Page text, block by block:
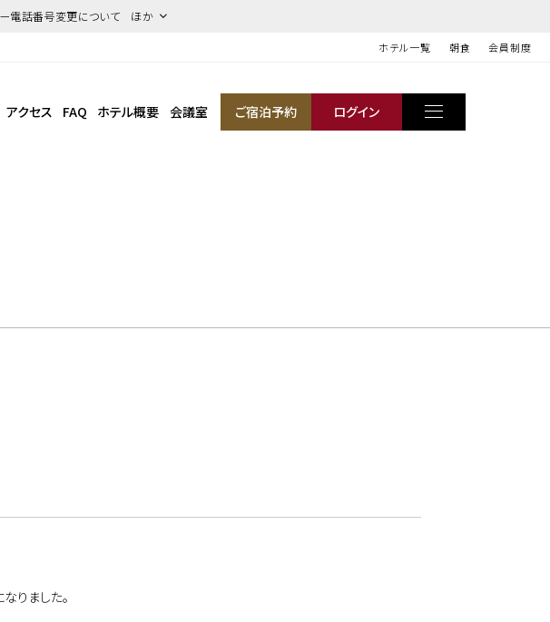
ー電話番号変更について ほか
ホテル一覧 朝食 会員制度
アクセス FAQ ホテル概要 会議室 ご宿泊予約 ログイン
りました。